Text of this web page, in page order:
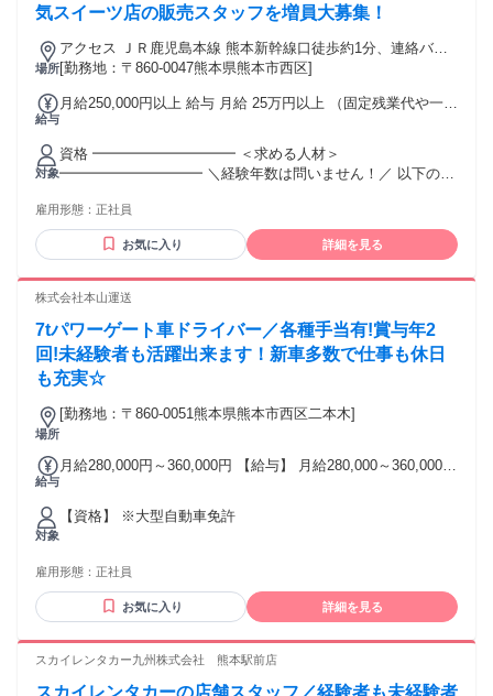
気スイーツ店の販売スタッフを増員大募集！
場所
アクセス ＪＲ鹿児島本線 熊本新幹線口徒歩約1分、連絡バス
熊本徒歩約2分、熊本市電Ａ系統 熊本駅前徒歩約2分
[勤務地：〒860-0047熊本県熊本市西区]
給与
月給250,000円以上 給与 月給 25万円以上 （固定残業代や一律
時間：30時間） 固定残業時間を超えた勤務時間については別
途残業代を支給する 22万9900円 (固定残業代4万900円＋一律
手当9000円含む ※いづれも30h分/超過分は別途) 20万円 (残業
なし)
対象
資格 ━━━━━━━━━━ ＜求める人材＞
━━━━━━━━━━ ＼経験年数は問いません！／ 以下のい
など、飲食店での勤務経験 ◆接客・販売・サービス業の経験
◆飲食・サービス業でのマネジメント経験 ◆店長・店長候補
として研修を受けた経験 こんな方に向いてます♪ ￣￣V￣￣￣
たい方 ◇店長やマネージャーへキャリアアップしたい方 ◇一
たい方 ◇U・Iターンで熊本への転職を考えている方 前職の給
与やこれまでの経験・能力を考慮し、 納得感のある給与をご
提示します◎
雇用形態： 正社員
お気に入り 詳細を見る
株式会社本山運送
7tパワーゲート車ドライバー／各種手当有!賞与年2
回!未経験者も活躍出来ます！新車多数で仕事も休日
も充実☆
場所
[勤務地：〒860-0051熊本県熊本市西区二本木]
給与
月給280,000円～360,000円 【給与】 月給280,000～360,000円
支給
対象
【資格】 ※大型自動車免許
雇用形態： 正社員
お気に入り 詳細を見る
スカイレンタカー九州株式会社 熊本駅前店
スカイレンタカーの店舗スタッフ／経験者も未経験者